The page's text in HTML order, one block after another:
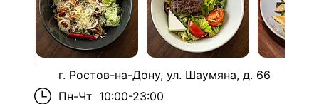
г. Ростов-на-Дону, ул. Шаумяна, д. 66
Пн-Чт 10:00-23:00